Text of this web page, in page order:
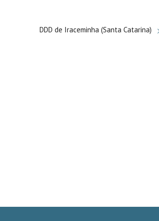
DDD de Iraceminha (Santa Catarina)